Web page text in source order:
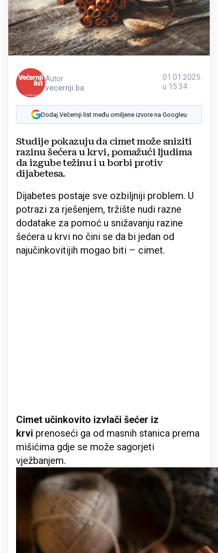
Autor
vecernji.ba
01.01.2025.
u 15:34
Dodaj Večernji list među omiljene izvore na Googleu
Studije pokazuju da cimet može sniziti
razinu šećera u krvi, pomažući ljudima
da izgube težinu i u borbi protiv
dijabetesa.
Dijabetes postaje sve ozbiljniji problem. U
potrazi za rješenjem, tržište nudi razne
dodatake za pomoć u snižavanju razine
šećera u krvi no čini se da bi jedan od
najučinkovitijih mogao biti – cimet.
Cimet učinkovito izvlači šećer iz
krvi prenoseći ga od masnih stanica prema
mišićima gdje se može sagorjeti
vježbanjem.